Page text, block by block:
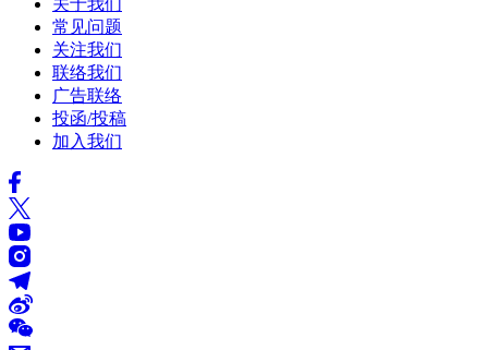
关于我们
常见问题
关注我们
联络我们
广告联络
投函/投稿
加入我们